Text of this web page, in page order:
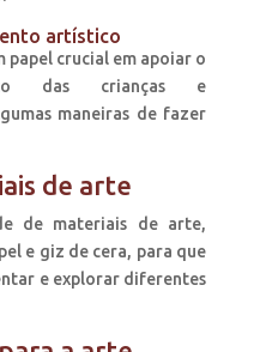
artístico
papel crucial em apoiar o
das crianças e
maneiras de fazer
de arte
de materiais de arte,
e giz de cera, para que
e explorar diferentes